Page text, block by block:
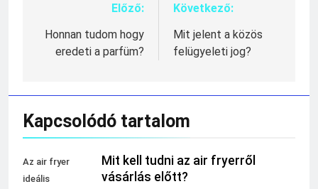
Bejegyzés
navigáció
Előző:
Honnan tudom hogy
eredeti a parfüm?
Következő:
Mit jelent a közös
felügyeleti jog?
Kapcsolódó tartalom
Az air fryer
ideális
Mit kell tudni az air fryerről
vásárlás előtt?